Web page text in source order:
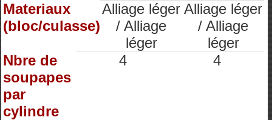
Materiaux
(bloc/culasse)
Alliage léger
/ Alliage
léger
Alliage léger
/ Alliage
léger
Nbre de
soupapes
par
cylindre
4 4